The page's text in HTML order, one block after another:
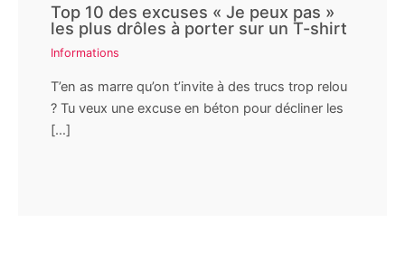
Top 10 des excuses « Je peux pas »
les plus drôles à porter sur un T-shirt
Informations
T’en as marre qu’on t’invite à des trucs trop relou
? Tu veux une excuse en béton pour décliner les
[…]